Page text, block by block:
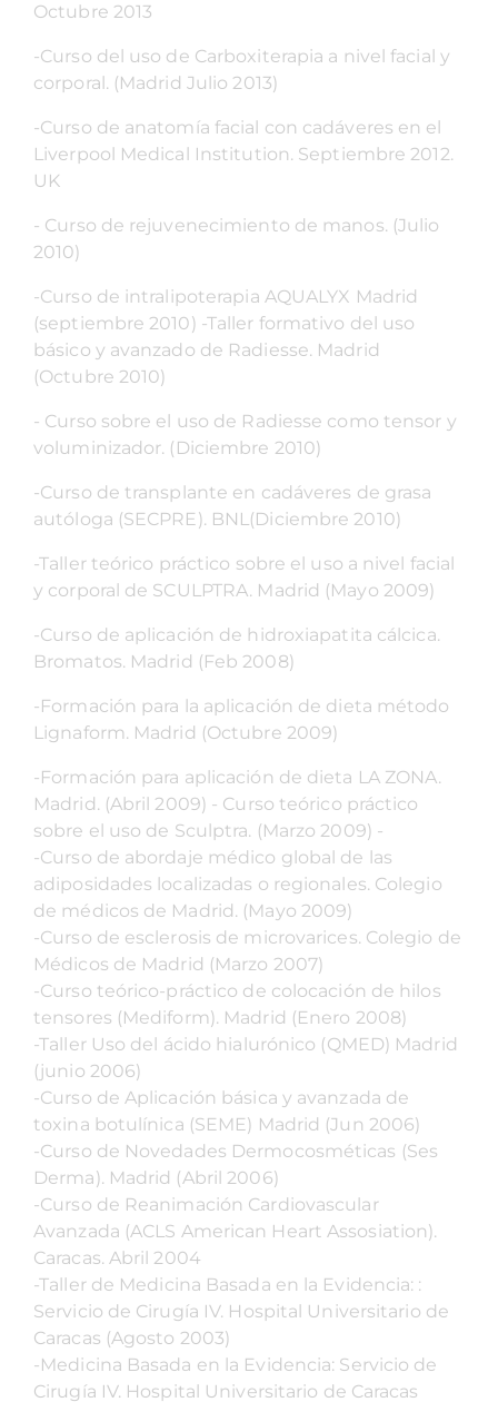
Octubre 2013
-Curso del uso de Carboxiterapia a nivel facial y
corporal. (Madrid Julio 2013)
-Curso de anatomía facial con cadáveres en el
Liverpool Medical Institution. Septiembre 2012.
UK
- Curso de rejuvenecimiento de manos. (Julio
2010)
-Curso de intralipoterapia AQUALYX Madrid
(septiembre 2010) -Taller formativo del uso
básico y avanzado de Radiesse. Madrid
(Octubre 2010)
- Curso sobre el uso de Radiesse como tensor y
voluminizador. (Diciembre 2010)
-Curso de transplante en cadáveres de grasa
autóloga (SECPRE). BNL(Diciembre 2010)
-Taller teórico práctico sobre el uso a nivel facial
y corporal de SCULPTRA. Madrid (Mayo 2009)
-Curso de aplicación de hidroxiapatita cálcica.
Bromatos. Madrid (Feb 2008)
-Formación para la aplicación de dieta método
Lignaform. Madrid (Octubre 2009)
-Formación para aplicación de dieta LA ZONA.
Madrid. (Abril 2009) - Curso teórico práctico
sobre el uso de Sculptra. (Marzo 2009) -
-Curso de abordaje médico global de las
adiposidades localizadas o regionales. Colegio
de médicos de Madrid. (Mayo 2009)
-Curso de esclerosis de microvarices. Colegio de
Médicos de Madrid (Marzo 2007)
-Curso teórico-práctico de colocación de hilos
tensores (Mediform). Madrid (Enero 2008)
-Taller Uso del ácido hialurónico (QMED) Madrid
(junio 2006)
-Curso de Aplicación básica y avanzada de
toxina botulínica (SEME) Madrid (Jun 2006)
-Curso de Novedades Dermocosméticas (Ses
Derma). Madrid (Abril 2006)
-Curso de Reanimación Cardiovascular
Avanzada (ACLS American Heart Assosiation).
Caracas. Abril 2004
-Taller de Medicina Basada en la Evidencia: :
Servicio de Cirugía IV. Hospital Universitario de
Caracas (Agosto 2003)
-Medicina Basada en la Evidencia: Servicio de
Cirugía IV. Hospital Universitario de Caracas